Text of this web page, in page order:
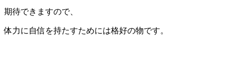
期待できますので、
体力に自信を持たすためには格好の物です。